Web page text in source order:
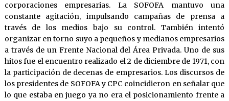
corporaciones empresarias. La SOFOFA mantuvo una
constante agitación, impulsando campañas de prensa a
través de los medios bajo su control. También intentó
organizar en torno suyo a pequeños y medianos empresarios
a través de un Frente Nacional del Área Privada. Uno de sus
hitos fue el encuentro realizado el 2 de diciembre de 1971, con
la participación de decenas de empresarios. Los discursos de
los presidentes de SOFOFA y CPC coincidieron en señalar que
lo que estaba en juego ya no era el posicionamiento frente a